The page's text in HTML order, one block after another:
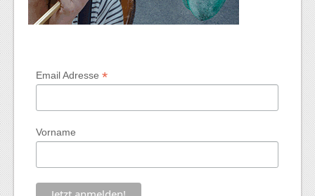
Email Adresse*
Vorname